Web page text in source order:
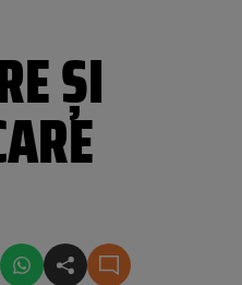
ȘI